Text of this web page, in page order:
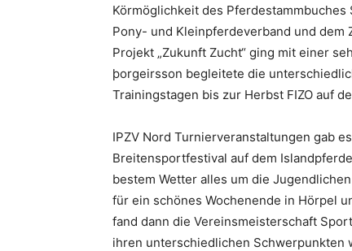
Körmöglichkeit des
Pony- und Kleinpferdeverband und
Projekt „Zukunft Zucht“ ging mit einer
þorgeirsson begleitete die
Trainingstagen bis zur Herbst FIZO auf
IPZV Nord Turnierveranstaltungen gab
Breitensportfestival auf dem
bestem Wetter alles um die
für ein schönes Wochenende in Hörpel
fand dann die Vereinsmeisterschaft
ihren unterschiedlichen Schwerpunkten